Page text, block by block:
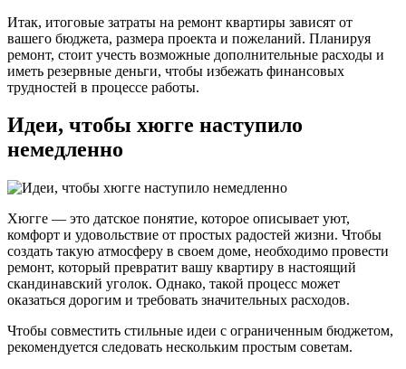
Итак, итоговые затраты на ремонт квартиры зависят от
вашего бюджета, размера проекта и пожеланий. Планируя
ремонт, стоит учесть возможные дополнительные расходы и
иметь резервные деньги, чтобы избежать финансовых
трудностей в процессе работы.
Идеи, чтобы хюгге наступило
немедленно
Хюгге — это датское понятие, которое описывает уют,
комфорт и удовольствие от простых радостей жизни. Чтобы
создать такую атмосферу в своем доме, необходимо провести
ремонт, который превратит вашу квартиру в настоящий
скандинавский уголок. Однако, такой процесс может
оказаться дорогим и требовать значительных расходов.
Чтобы совместить стильные идеи с ограниченным бюджетом,
рекомендуется следовать нескольким простым советам.